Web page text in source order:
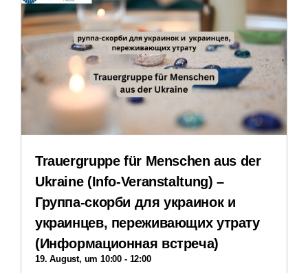
Erfahrungsberichte
Downloads
Trauergruppe für Menschen aus der
Ukraine (Info-Veranstaltung) –
Группа-скорби для украинок и
украинцев, переживающих утрату
(Информационная встреча)
19. August, um 10:00 - 12:00